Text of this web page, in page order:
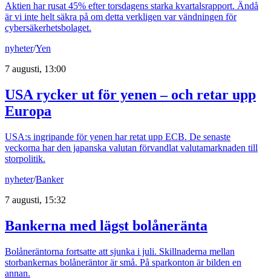
Aktien har rusat 45% efter torsdagens starka kvartalsrapport. Ändå
är vi inte helt säkra på om detta verkligen var vändningen för
cybersäkerhetsbolaget.
nyheter/Yen
7 augusti, 13:00
USA rycker ut för yenen – och retar upp
Europa
USA:s ingripande för yenen har retat upp ECB. De senaste
veckorna har den japanska valutan förvandlat valutamarknaden till
storpolitik.
nyheter/Banker
7 augusti, 15:32
Bankerna med lägst bolåneränta
Bolåneräntorna fortsatte att sjunka i juli. Skillnaderna mellan
storbankernas bolåneräntor är små. På sparkonton är bilden en
annan.